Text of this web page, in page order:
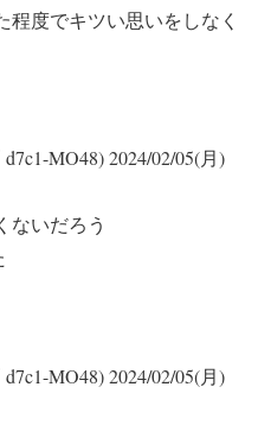
度でキツい思いをしなく
MO48)2024/02/05(月)
ないだろう
MO48)2024/02/05(月)